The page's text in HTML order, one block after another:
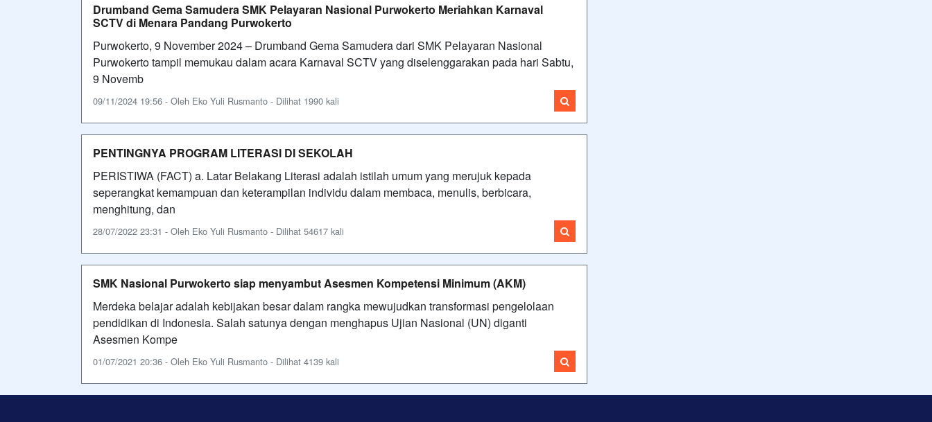
Drumband Gema Samudera SMK Pelayaran Nasional Purwokerto Meriahkan Karnaval
SCTV di Menara Pandang Purwokerto
Purwokerto, 9 November 2024 – Drumband Gema Samudera dari SMK Pelayaran Nasional
Purwokerto tampil memukau dalam acara Karnaval SCTV yang diselenggarakan pada hari Sabtu,
9 Novemb
09/11/2024 19:56 - Oleh Eko Yuli Rusmanto - Dilihat 1990 kali
PENTINGNYA PROGRAM LITERASI DI SEKOLAH
PERISTIWA (FACT) a. Latar Belakang Literasi adalah istilah umum yang merujuk kepada
seperangkat kemampuan dan keterampilan individu dalam membaca, menulis, berbicara,
menghitung, dan
28/07/2022 23:31 - Oleh Eko Yuli Rusmanto - Dilihat 54617 kali
SMK Nasional Purwokerto siap menyambut Asesmen Kompetensi Minimum (AKM)
Merdeka belajar adalah kebijakan besar dalam rangka mewujudkan transformasi pengelolaan
pendidikan di Indonesia. Salah satunya dengan menghapus Ujian Nasional (UN) diganti
Asesmen Kompe
01/07/2021 20:36 - Oleh Eko Yuli Rusmanto - Dilihat 4139 kali